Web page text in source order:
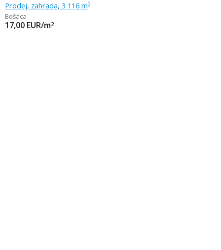
Prodej, zahrada, 3 116 m2
Bošáca
17,00 EUR/m2